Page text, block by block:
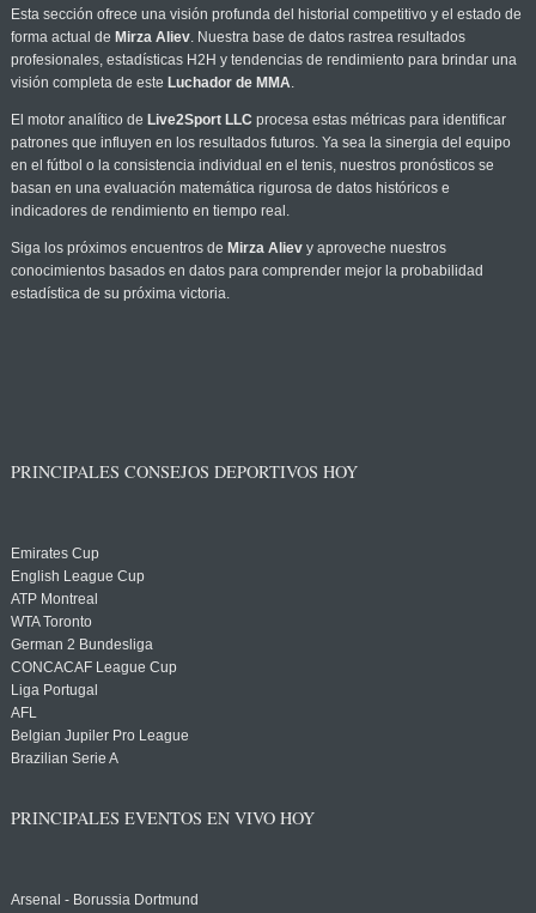
Esta sección ofrece una visión profunda del historial competitivo y el estado de
forma actual de Mirza Aliev. Nuestra base de datos rastrea resultados
profesionales, estadísticas H2H y tendencias de rendimiento para brindar una
visión completa de este Luchador de MMA.
El motor analítico de Live2Sport LLC procesa estas métricas para identificar
patrones que influyen en los resultados futuros. Ya sea la sinergia del equipo
en el fútbol o la consistencia individual en el tenis, nuestros pronósticos se
basan en una evaluación matemática rigurosa de datos históricos e
indicadores de rendimiento en tiempo real.
Siga los próximos encuentros de Mirza Alievy aproveche nuestros
conocimientos basados en datos para comprender mejor la probabilidad
estadística de su próxima victoria.
PRINCIPALES CONSEJOS DEPORTIVOS HOY
Emirates Cup
English League Cup
ATP Montreal
WTA Toronto
German 2 Bundesliga
CONCACAF League Cup
Liga Portugal
AFL
Belgian Jupiler Pro League
Brazilian Serie A
PRINCIPALES EVENTOS EN VIVO HOY
Arsenal - Borussia Dortmund